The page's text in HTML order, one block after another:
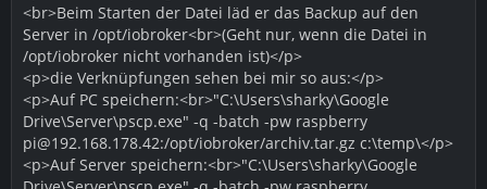
<br>Beim Starten der Datei läd er das Backup auf den
Server in /opt/iobroker<br>(Geht nur, wenn die Datei in
/opt/iobroker nicht vorhanden ist)</p>
<p>die Verknüpfungen sehen bei mir so aus:</p>
<p>Auf PC speichern:<br>"C:\Users\sharky\Google
Drive\Server\pscp.exe" -q -batch -pw raspberry
pi@192.168.178.42:/opt/iobroker/archiv.tar.gz c:\temp\</p>
<p>Auf Server speichern:<br>"C:\Users\sharky\Google